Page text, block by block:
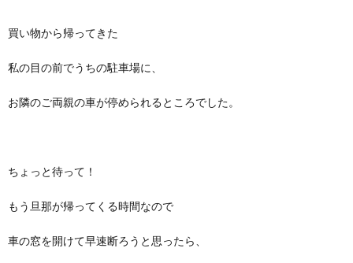
買い物から帰ってきた
私の目の前でうちの駐車場に、
お隣のご両親の車が停められるところでした。
ちょっと待って！
もう旦那が帰ってくる時間なので
車の窓を開けて早速断ろうと思ったら、